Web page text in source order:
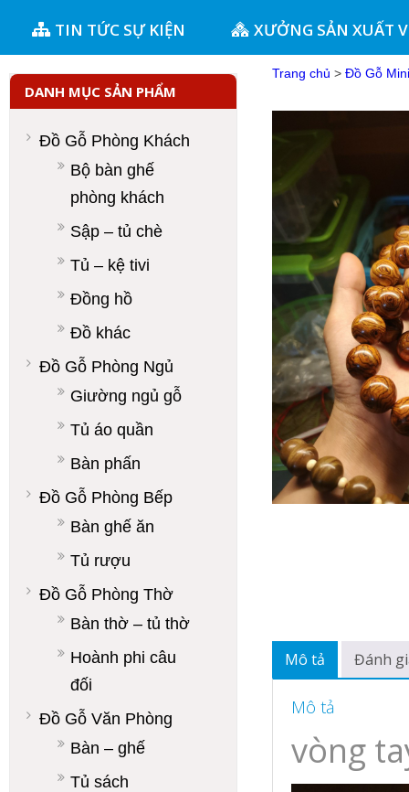
TIN TỨC SỰ KIỆN XƯỞNG SẢN XUẤT
Trang chủ > Đồ Gỗ Mini
Mô tả Đánh
Mô tả
vòng
DANH MỤC SẢN PHẨM
Đồ Gỗ Phòng Khách
Bộ bàn ghế
phòng khách
Sập – tủ chè
Tủ – kệ tivi
Đồng hồ
Đồ khác
Đồ Gỗ Phòng Ngủ
Giường ngủ gỗ
Tủ áo quần
Bàn phấn
Đồ Gỗ Phòng Bếp
Bàn ghế ăn
Tủ rượu
Đồ Gỗ Phòng Thờ
Bàn thờ – tủ thờ
Hoành phi câu
đối
Đồ Gỗ Văn Phòng
Bàn – ghế
Tủ sách